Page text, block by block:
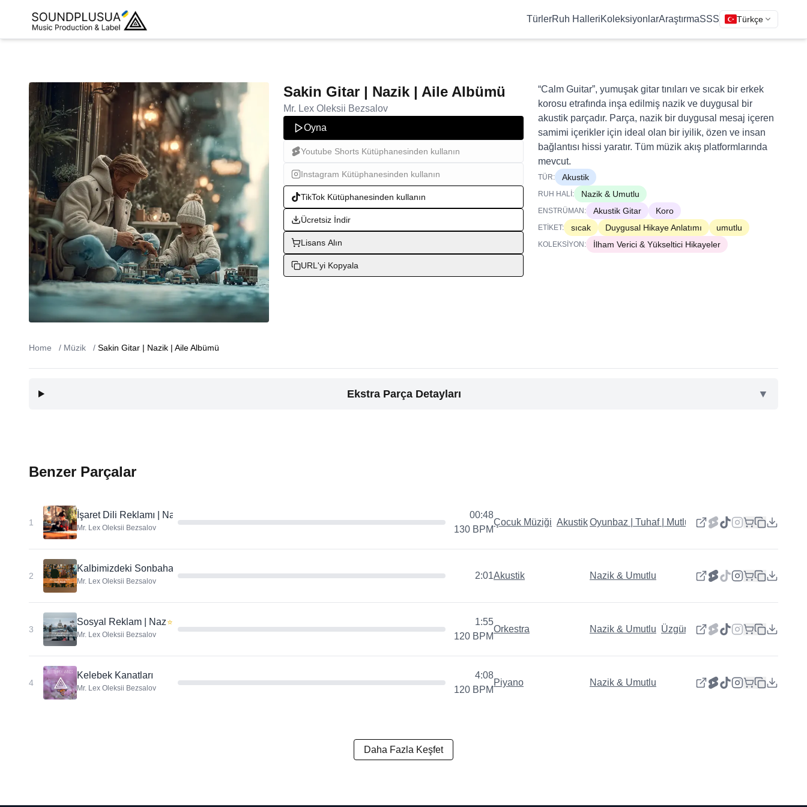
TürlerRuh HalleriKoleksiyonlarAraştırmaSSS Türkçe
Sakin Gitar | Nazik | Aile Albümü
Mr. Lex Oleksii Bezsalov
Oyna
Youtube Shorts Kütüphanesinden kullanın
Instagram Kütüphanesinden kullanın
TikTok Kütüphanesinden kullanın
Ücretsiz İndir
Lisans Alın
URL'yi Kopyala
“Calm Guitar”, yumuşak gitar tınıları ve sıcak bir erkek
korosu etrafında inşa edilmiş nazik ve duygusal bir
akustik parçadır. Parça, nazik bir duygusal mesaj içeren
samimi içerikler için ideal olan bir iyilik, özen ve insan
bağlantısı hissi yaratır. Tüm müzik akış platformlarında
mevcut.
TÜR: Akustik
RUH HALI: Nazik & Umutlu
ENSTRÜMAN: Akustik Gitar Koro
ETIKET: sıcak Duygusal Hikaye Anlatımı umutlu
KOLEKSIYON: İlham Verici & Yükseltici Hikayeler
Home / Müzik / Sakin Gitar | Nazik | Aile Albümü
Ekstra Parça Detayları ▼
Benzer Parçalar
1
İşaret Dili Reklamı | Nazik ve Basit
Mr. Lex Oleksii Bezsalov
00:48
130 BPM
Çocuk Müziği AkustikOyunbaz | Tuhaf | Mutlu
2
Kalbimizdeki Sonbahar
Mr. Lex Oleksii Bezsalov
2:01Akustik Nazik & Umutlu
3
Sosyal Reklam | Nazik Hikaye
⭐
Mr. Lex Oleksii Bezsalov
1:55
120 BPM
Orkestra Nazik & Umutlu Üzgün
4
Kelebek Kanatları
Mr. Lex Oleksii Bezsalov
4:08
120 BPM
Piyano Nazik & Umutlu
Daha Fazla Keşfet